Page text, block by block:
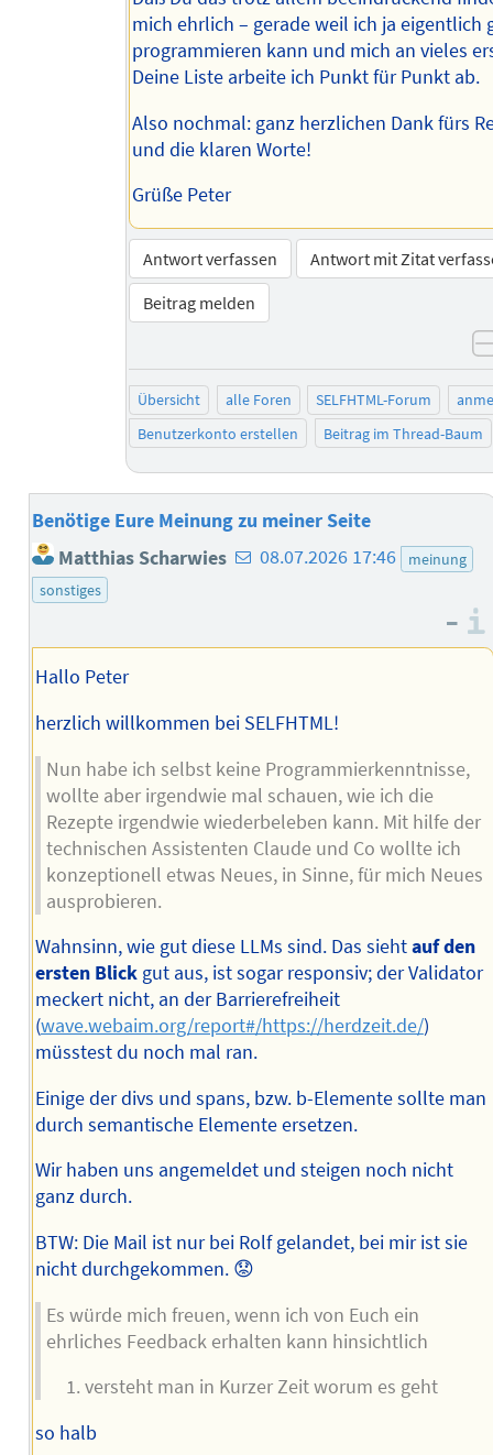
mich ehrlich – gerade weil ich ja eigentlich
programmieren kann und mich an vieles
Deine Liste arbeite ich Punkt für Punkt ab.
Also nochmal: ganz herzlichen Dank fürs
und die klaren Worte!
Grüße Peter
Antwort verfassen
Antwort mit Zitat
Beitrag melden
Übersicht alle Foren SELFHTML-Forum
Benutzerkonto erstellen
Beitrag im Thread-Baum
Benötige Eure Meinung zu meiner Seite
Matthias Scharwies E-
des
08.07.2026 17:46
meinung
sonstiges
–
Hallo Peter
herzlich willkommen bei SELFHTML!
Nun habe ich selbst keine Programmierkenntnisse,
wollte aber irgendwie mal schauen, wie ich die
Rezepte irgendwie wiederbeleben kann. Mit hilfe der
technischen Assistenten Claude und Co wollte ich
konzeptionell etwas Neues, in Sinne, für mich Neues
ausprobieren.
Wahnsinn, wie gut diese LLMs sind. Das siehtauf den
ersten Blickgut aus, ist sogar responsiv; der Validator
meckert nicht, an der Barrierefreiheit
(wave.webaim.org/report#/https://herdzeit.de/)
müsstest du noch mal ran.
Einige der divs und spans, bzw. b-Elemente sollte man
durch semantische Elemente ersetzen.
Wir haben uns angemeldet und steigen noch nicht
ganz durch.
BTW: Die Mail ist nur bei Rolf gelandet, bei mir ist sie
nicht durchgekommen. 😟
Es würde mich freuen, wenn ich von Euch ein
ehrliches Feedback erhalten kann hinsichtlich
versteht man in Kurzer Zeit worum es geht
so halb